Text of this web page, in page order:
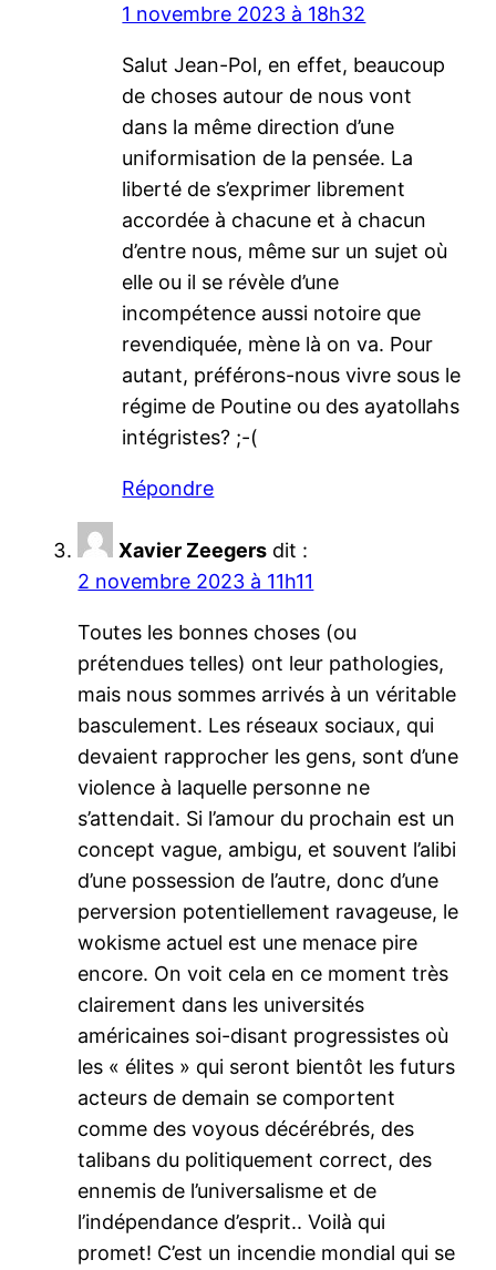
1 novembre 2023 à 18h32
Salut Jean-Pol, en effet, beaucoup
de choses autour de nous vont
dans la même direction d’une
uniformisation de la pensée. La
liberté de s’exprimer librement
accordée à chacune et à chacun
d’entre nous, même sur un sujet où
elle ou il se révèle d’une
incompétence aussi notoire que
revendiquée, mène là on va. Pour
autant, préférons-nous vivre sous le
régime de Poutine ou des ayatollahs
intégristes? ;-(
Répondre
Xavier Zeegers dit :
2 novembre 2023 à 11h11
Toutes les bonnes choses (ou
prétendues telles) ont leur pathologies,
mais nous sommes arrivés à un véritable
basculement. Les réseaux sociaux, qui
devaient rapprocher les gens, sont d’une
violence à laquelle personne ne
s’attendait. Si l’amour du prochain est un
concept vague, ambigu, et souvent l’alibi
d’une possession de l’autre, donc d’une
perversion potentiellement ravageuse, le
wokisme actuel est une menace pire
encore. On voit cela en ce moment très
clairement dans les universités
américaines soi-disant progressistes où
les « élites » qui seront bientôt les futurs
acteurs de demain se comportent
comme des voyous décérébrés, des
talibans du politiquement correct, des
ennemis de l’universalisme et de
l’indépendance d’esprit.. Voilà qui
promet! C’est un incendie mondial qui se